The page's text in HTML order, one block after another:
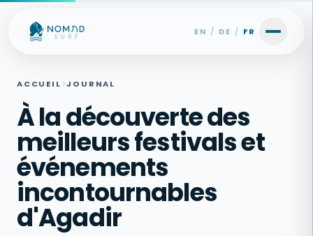
Skip to content
EN / DE / FR
ACCUEIL JOURNAL
À la découverte des
meilleurs festivals et
événements
incontournables
d'Agadir